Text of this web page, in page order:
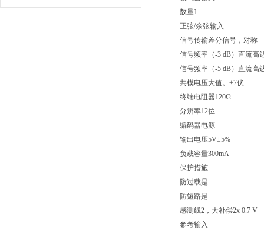
数量1
正弦/余弦输入
信号传输差分信号，对称
信号频率（-3 dB）直流高
信号频率（-5 dB）直流高
共模电压大值。±7伏
终端电阻器120Ω
分辨率12位
编码器电源
输出电压5V±5%
负载容量300mA
保护措施
防过载是
防短路是
感测线2，大补偿2x 0.7 V
参考输入